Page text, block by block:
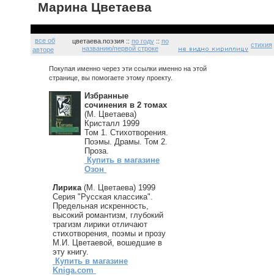
Марина Цветаева
все об
авторе
цветаева.поэзия :: по году:: по
названию/первой строке
стихия
Покупая именно через эти ссылки именно на этой
странице, вы помогаете этому проекту.
Избранные
сочинения в 2 томах
(М. Цветаева)
Кристалл 1999
Том 1. Стихотворения.
Поэмы. Драмы. Том 2.
Проза.
Купить в магазине
Озон
Лирика(М. Цветаева) 1999
Серия "Русская классика".
Предельная искренность,
высокий романтизм, глубокий
трагизм лирики отличают
стихотворения, поэмы и прозу
М.И. Цветаевой, вошедшие в
эту книгу.
Купить в магазине
Kniga.com